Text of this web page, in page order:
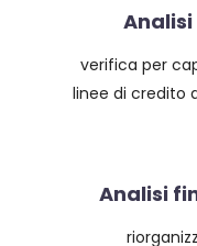
verifica per
linee di credito
Analisi